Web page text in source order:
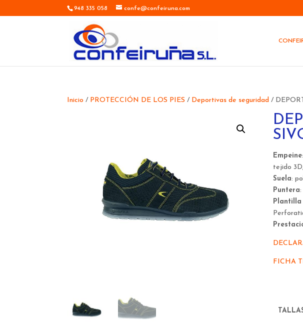
948 335 058 confe@confeiruna.com
Inicio / PROTECCIÓN DE LOS PIES / Deportivas de seguridad /
Empeine
tejido
Suela:
Puntera
FICHA